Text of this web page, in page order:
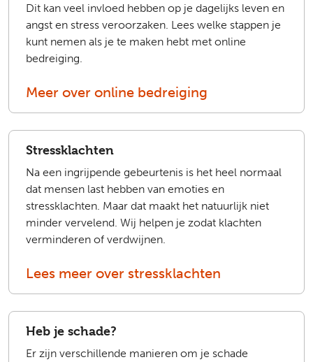
Dit kan veel invloed hebben op je dagelijks leven en
angst en stress veroorzaken. Lees welke stappen je
kunt nemen als je te maken hebt met online
bedreiging.
Meer over online bedreiging
Stressklachten
Na een ingrijpende gebeurtenis is het heel normaal
dat mensen last hebben van emoties en
stressklachten. Maar dat maakt het natuurlijk niet
minder vervelend. Wij helpen je zodat klachten
verminderen of verdwijnen.
Lees meer over stressklachten
Heb je schade?
Er zijn verschillende manieren om je schade